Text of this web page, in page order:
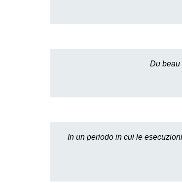
Du beau
In un periodo in cui le